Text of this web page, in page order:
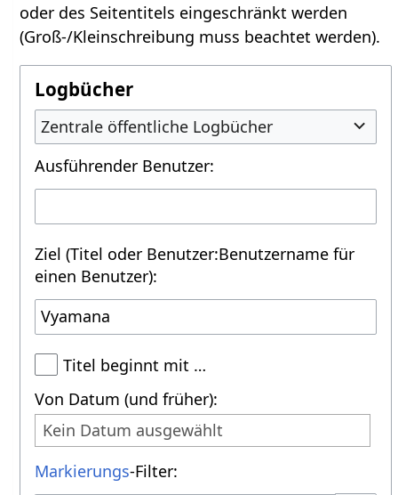
oder des Seitentitels eingeschränkt werden
(Groß-/Kleinschreibung muss beachtet werden).
Logbücher
Zentrale öffentliche Logbücher
Ausführender Benutzer:
Ziel (Titel oder Benutzer:Benutzername für
einen Benutzer):
Titel beginnt mit …
Von Datum (und früher):
Kein Datum ausgewählt
Markierungs-Filter: